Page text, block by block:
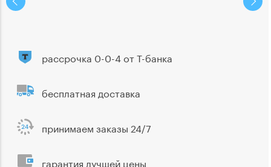
рассрочка 0-0-4 от Т-банка
бесплатная доставка
принимаем заказы 24/7
гарантия лучшей цены